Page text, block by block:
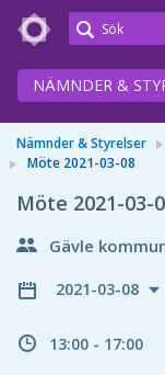
Meetings+
NÄMNDER &
Nämnder & Styrelser
Möte 2021-03-08
Möte 2021-03-
Gävle
2021-03-08
13:00 - 17:00